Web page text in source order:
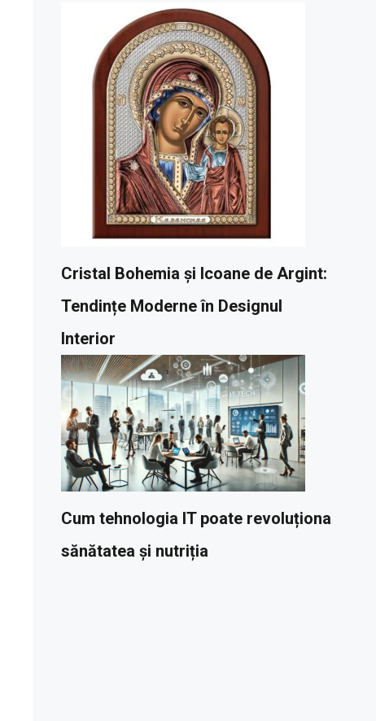
Cristal Bohemia și Icoane de Argint:
Tendințe Moderne în Designul
Interior
Cum tehnologia IT poate revoluționa
sănătatea și nutriția